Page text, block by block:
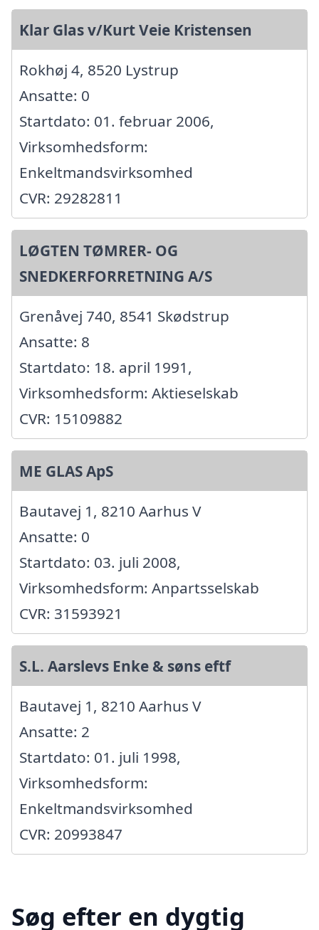
Klar Glas v/Kurt Veie Kristensen
Rokhøj 4, 8520 Lystrup
Ansatte: 0
Startdato: 01. februar 2006,
Virksomhedsform:
Enkeltmandsvirksomhed
CVR: 29282811
LØGTEN TØMRER- OG
SNEDKERFORRETNING A/S
Grenåvej 740, 8541 Skødstrup
Ansatte: 8
Startdato: 18. april 1991,
Virksomhedsform: Aktieselskab
CVR: 15109882
ME GLAS ApS
Bautavej 1, 8210 Aarhus V
Ansatte: 0
Startdato: 03. juli 2008,
Virksomhedsform: Anpartsselskab
CVR: 31593921
S.L. Aarslevs Enke & søns eftf
Bautavej 1, 8210 Aarhus V
Ansatte: 2
Startdato: 01. juli 1998,
Virksomhedsform:
Enkeltmandsvirksomhed
CVR: 20993847
Søg efter en dygtig